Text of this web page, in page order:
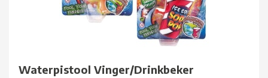
Waterpistool Vinger/Drinkbeker